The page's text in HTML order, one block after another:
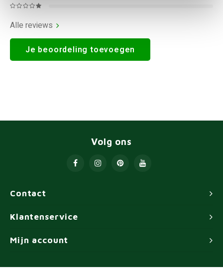
Alle reviews
Je beoordeling toevoegen
Contact
Volg ons
Klantenservice
Mijn account